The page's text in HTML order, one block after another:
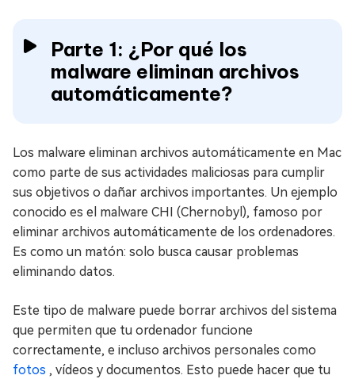
Parte 1: ¿Por qué los
malware eliminan archivos
automáticamente?
Los malware eliminan archivos automáticamente en Mac
como parte de sus actividades maliciosas para cumplir
sus objetivos o dañar archivos importantes. Un ejemplo
conocido es el malware CHI (Chernobyl), famoso por
eliminar archivos automáticamente de los ordenadores.
Es como un matón: solo busca causar problemas
eliminando datos.
Este tipo de malware puede borrar archivos del sistema
que permiten que tu ordenador funcione
correctamente, e incluso archivos personales como
fotos , vídeos y documentos. Esto puede hacer que tu